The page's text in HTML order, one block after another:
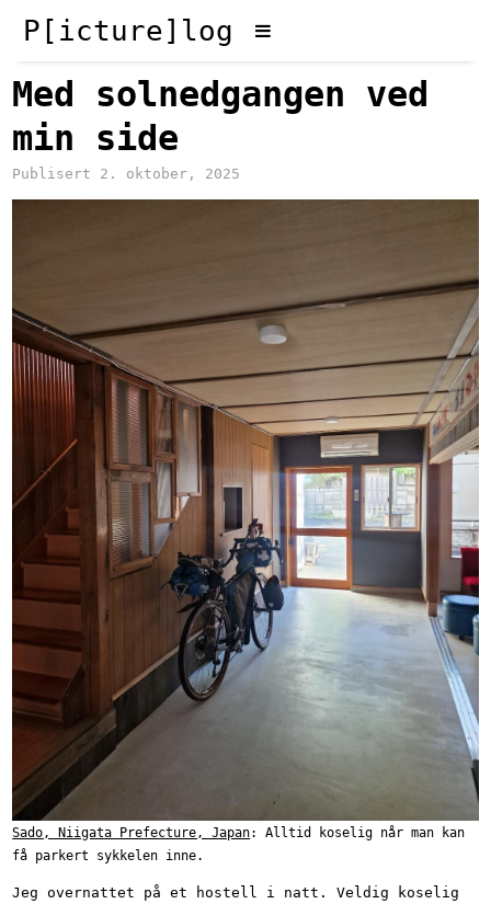
P[icture]log
Med solnedgangen ved
min side
Publisert 2. oktober, 2025
Sado, Niigata Prefecture, Japan: Alltid koselig når man kan
få parkert sykkelen inne.
Jeg overnattet på et hostell i natt. Veldig koselig